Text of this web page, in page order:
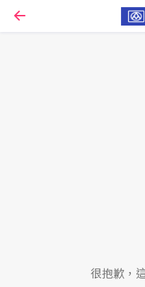
很抱歉，